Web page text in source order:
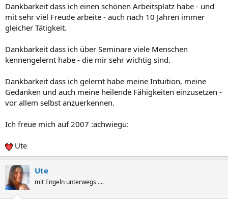
Dankbarkeit dass ich einen schönen Arbeitsplatz habe - und
mit sehr viel Freude arbeite - auch nach 10 Jahren immer
gleicher Tätigkeit.
Dankbarkeit dass ich über Seminare viele Menschen
kennengelernt habe - die mir sehr wichtig sind.
Dankbarkeit dass ich gelernt habe meine Intuition, meine
Gedanken und auch meine heilende Fähigkeiten einzusetzen -
vor allem selbst anzuerkennen.
Ich freue mich auf 2007 :achwiegu:
Ute
Ute
mit Engeln unterwegs ....